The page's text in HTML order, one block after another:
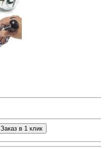
Заказ в 1 клик